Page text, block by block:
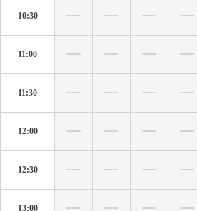
10:30
11:00
11:30
12:00
12:30
13:00